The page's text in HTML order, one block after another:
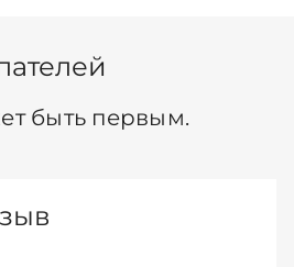
быть первым.